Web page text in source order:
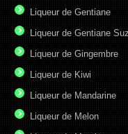
Liqueur de Gentiane
Liqueur de Gentiane
Liqueur de Gingembre
Liqueur de Kiwi
Liqueur de Mandarine
Liqueur de Melon